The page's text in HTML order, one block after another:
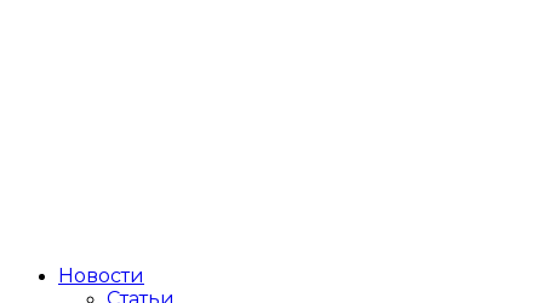
Новости